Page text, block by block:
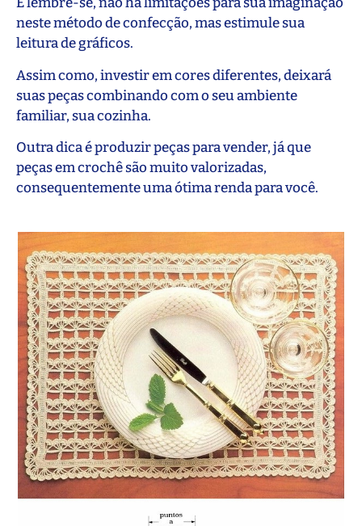
neste método de confecção, mas estimule sua
leitura de gráficos.
Assim como, investir em cores diferentes, deixará
suas peças combinando com o seu ambiente
familiar, sua cozinha.
Outra dica é produzir peças para vender, já que
peças em crochê são muito valorizadas,
consequentemente uma ótima renda para você.